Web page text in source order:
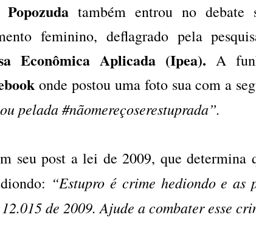
também entrou no debate
feminino, deflagrado pela
Econômica Aplicada (Ipea). A
onde postou uma foto sua com a
pelada #nãomereçoserestuprada”.
seu post a lei de 2009, que determina
“Estupro é crime hediondo e as
de 2009. Ajude a combater esse